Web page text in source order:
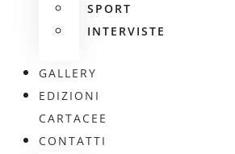
SPORT
INTERVISTE
GALLERY
EDIZIONI
CARTACEE
CONTATTI